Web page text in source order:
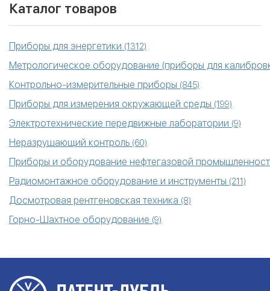
Каталог товаров
Приборы для энергетики (1312)
Метрологическое оборудование (приборы для
Контрольно-измерительные приборы (845)
Приборы для измерения окружающей среды (199)
Электротехнические передвижные лаборатории (9)
Неразрушающий контроль (60)
Приборы и оборудование нефтегазовой
Радиомонтажное оборудование и инструменты (211)
Досмотровая рентгеновская техника (8)
Горно-Шахтное оборудование (9)